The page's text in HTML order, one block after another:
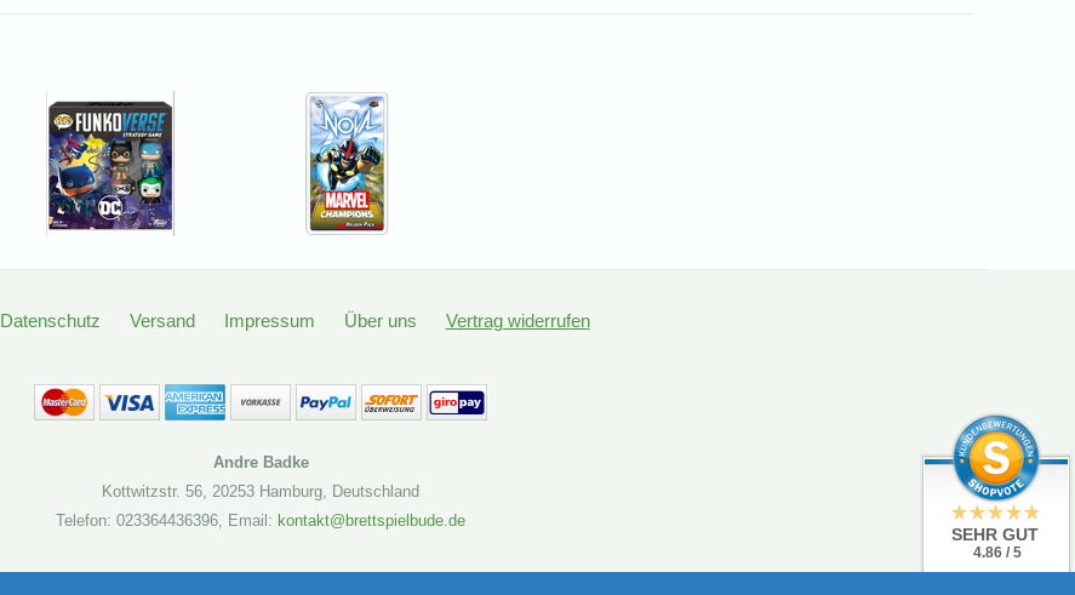
Datenschutz Versand Impressum Über uns Vertrag widerrufen
Andre Badke
Kottwitzstr. 56, 20253 Hamburg, Deutschland
Telefon: 023364436396, Email: kontakt@brettspielbude.de
SEHR GUT
4.86 / 5